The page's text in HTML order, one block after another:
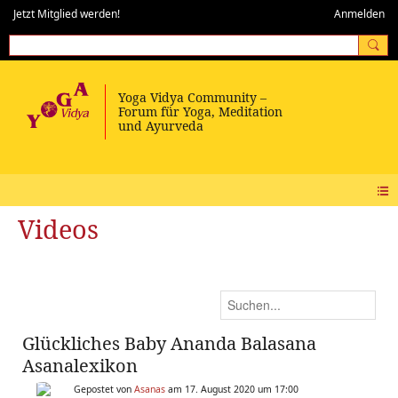
Jetzt Mitglied werden! Anmelden
Videos
Glückliches Baby Ananda Balasana
Asanalexikon
Gepostet von Asanas am 17. August 2020 um 17:00